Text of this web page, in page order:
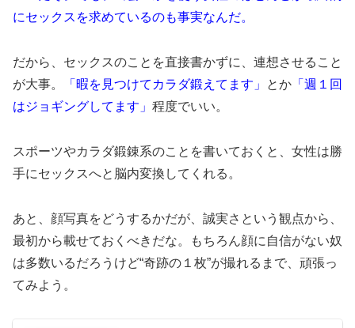
にセックスを求めているのも事実なんだ。
だから、セックスのことを直接書かずに、連想させること
が大事。
「暇を見つけてカラダ鍛えてます」 とか 「週１回
はジョギングしてます」 程度でいい。
スポーツやカラダ鍛錬系のことを書いておくと、女性は勝
手にセックスへと脳内変換してくれる。
あと、顔写真をどうするかだが、誠実さという観点から、
最初から載せておくべきだな。もちろん顔に自信がない奴
は多数いるだろうけど“奇跡の１枚”が撮れるまで、頑張っ
てみよう。